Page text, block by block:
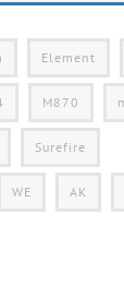
Element
M870
Surefire
WE АК